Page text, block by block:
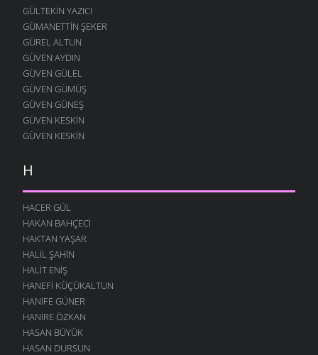
GÜLTEKIN YAZICI
GÜMANETTIN ŞEKER
GÜREL ALTUN
GÜVEN AYDIN
GÜVEN GÜLEL
GÜVEN GÜMÜŞ
GÜVEN GÜNEŞ
GÜVEN KESKIN
GÜVEN KESKIN
H
HACER GÜL
HAKAN BAHÇECI
HAKTAN YAŞAR
HALIL ŞAHIN
HALIT ENIŞ
HANEFI KÜÇÜKALTUN
HANIFE GÜNER
HANIRE ÖZKAN
HASAN BÜYÜK
HASAN DURSUN